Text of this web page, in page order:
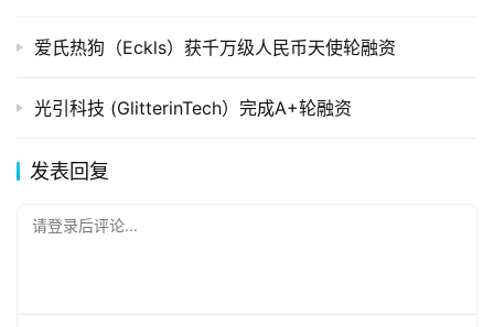
爱氏热狗（Eckls）获千万级人民币天使轮融资
光引科技 (GlitterinTech）完成A+轮融资
发表回复
请登录后评论...